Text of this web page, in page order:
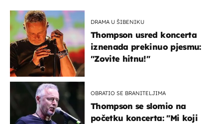
DRAMA U ŠIBENIKU
Thompson usred koncerta
iznenada prekinuo pjesmu:
"Zovite hitnu!"
OBRATIO SE BRANITELJIMA
Thompson se slomio na
početku koncerta: "Mi koji